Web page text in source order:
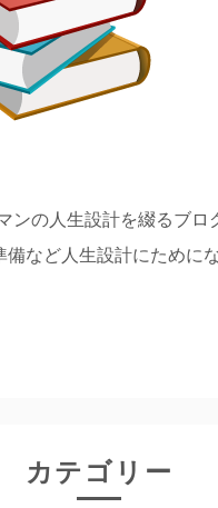
ンの人生設計を綴るブロ
備など人生設計にために
カテゴリー